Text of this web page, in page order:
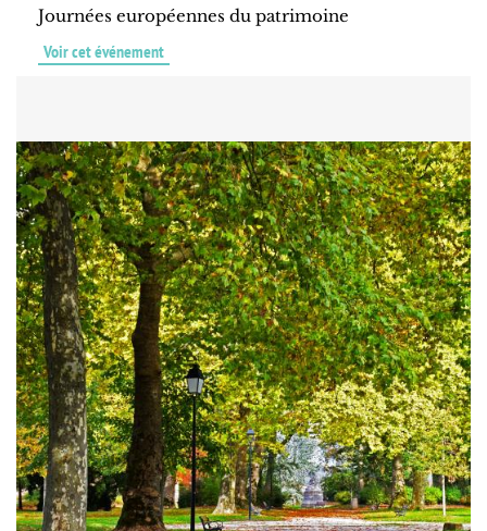
Journées européennes du patrimoine
Voir cet événement